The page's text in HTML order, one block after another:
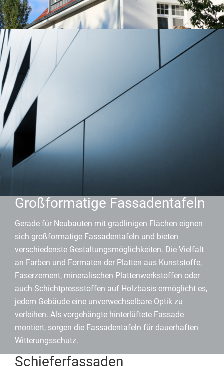
Großformatige Fassadentafeln
Gerade für Neubauten mit gradlinigen Flächen eignen
sich großformatige Fassadentafeln und bieten
verschiedenste Gestaltungsmöglichkeiten. Die Vielfalt
an Farben und Formaten der Platten aus Kunststoffe,
Faserzement, mineralischen Plattenwerkstoffen oder
auch Schichtpressstoffen auf Holzbasis ermöglicht es,
jedem Gebäude eine unverwechselbare Optik zu
verleihen. Als vorgehängte hinterlüftete Fassade
montiert, sorgen die Fassadentafeln für dauerhaften
Witterungsschutz.
Schieferfassaden